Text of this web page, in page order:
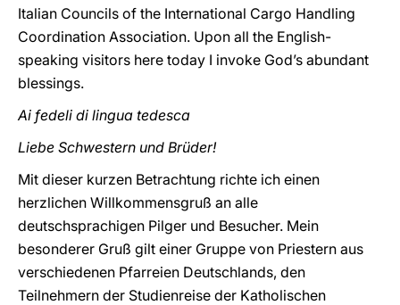
Italian Councils of the International Cargo Handling
Coordination Association. Upon all the English-
speaking visitors here today I invoke God’s abundant
blessings.
Ai fedeli di lingua tedesca
Liebe Schwestern und Brüder!
Mit dieser kurzen Betrachtung richte ich einen
herzlichen Willkommensgruß an alle
deutschsprachigen Pilger und Besucher. Mein
besonderer Gruß gilt einer Gruppe von Priestern aus
verschiedenen Pfarreien Deutschlands, den
Teilnehmern der Studienreise der Katholischen